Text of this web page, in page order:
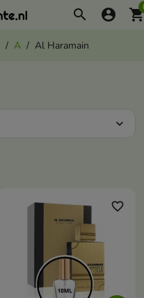
search account_circle
A Al Haramain
expand_more
favorite_border